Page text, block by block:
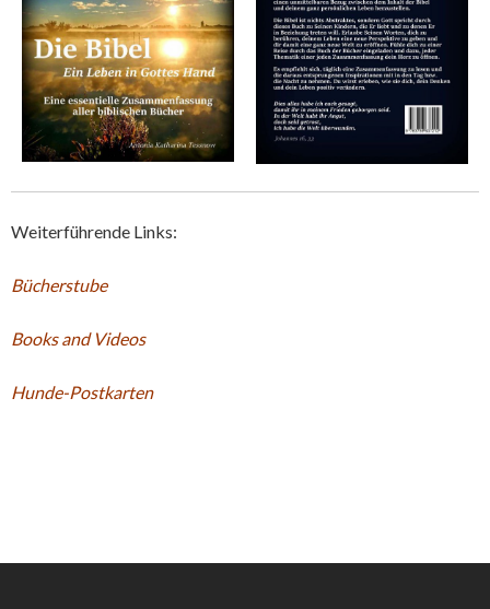
Weiterführende Links:
Bücherstube
Books and Videos
Hunde-Postkarten